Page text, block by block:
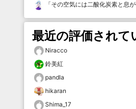
「その空気には二酸化炭素と息
最近の評価されて
Niracco
鈴美紅
pandla
hikaran
Shima_17